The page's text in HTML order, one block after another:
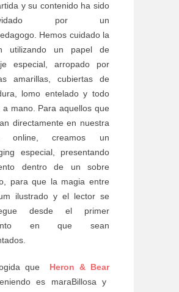
y su contenido ha sido
por un
Hemos cuidado la
utilizando un papel de
especial, arropado por
amarillas, cubiertas de
lomo entelado y todo
a mano. Para aquellos que
directamente en nuestra
online, creamos un
especial, presentando
dentro de un sobre
para que la magia entre
ilustrado y el lector se
desde el primer
en que sean
que
Heron & Bear
es maraBillosa y